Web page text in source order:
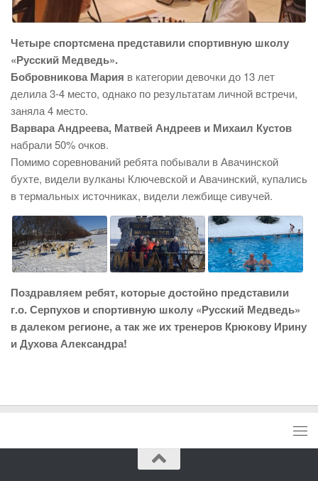
Четыре спортсмена представили спортивную школу
«Русский Медведь».
Бобровникова Мария в категории девочки до 13 лет
делила 3-4 место, однако по результатам личной встречи,
заняла 4 место.
Варвара Андреева, Матвей Андреев и Михаил Кустов
набрали 50% очков.
Помимо соревнований ребята побывали в Авачинской
бухте, видели вулканы Ключевской и Авачинский, купались
в термальных источниках, видели лежбище сивучей.
Поздравляем ребят, которые достойно представили
г.о. Серпухов и спортивную школу «Русский Медведь»
в далеком регионе, а так же их тренеров Крюкову Ирину
и Духова Александра!